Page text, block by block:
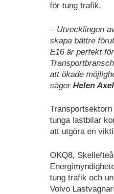
för tung trafik.
– Utvecklingen
skapa bättre
E16 är perfekt
att ökade
säger Helen
tunga lastbilar
att utgöra en
OKQ8,
tung trafik och
Volvo